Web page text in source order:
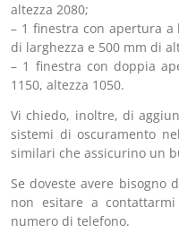
altezza 2080;
– 1 finestra con apertura a
di larghezza e 500 mm di
– 1 finestra con doppia
1150, altezza 1050.
Vi chiedo, inoltre, di
sistemi di oscuramento
similari che assicurino un
Se doveste avere
non esitare a
numero di telefono.